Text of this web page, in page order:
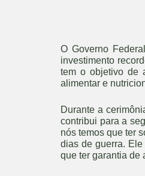
O Governo
investimento
tem o objetivo de
alimentar e
Durante a
contribui para a
nós temos que ter
dias de guerra.
que ter garantia de